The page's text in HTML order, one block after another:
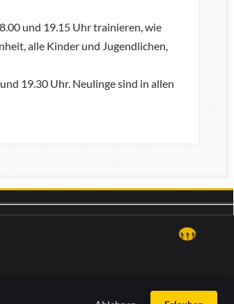
↑↑↑
und 19.15 Uhr trainieren, wie
alle Kinder und Jugendlichen,
19.30 Uhr. Neulinge sind in allen